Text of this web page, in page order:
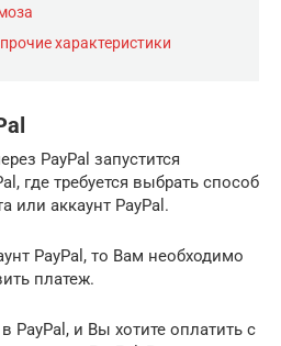
характеристики
PayPal запустится
где требуется выбрать способ
или аккаунт PayPal.
PayPal, то Вам необходимо
платеж.
PayPal, и Вы хотите оплатить с